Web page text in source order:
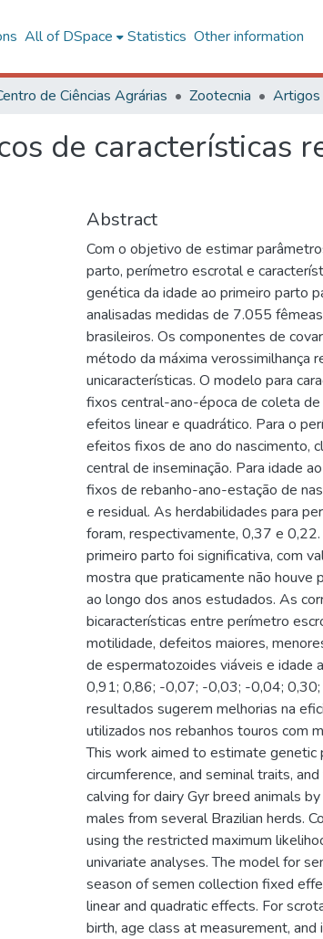
All of DSpace Statistics Other information
de Ciências Agrárias Zootecnia Artigos
de características
Abstract
Com o objetivo de estimar
parto, perímetro escrotal e
genética da idade ao primeiro parto
analisadas medidas de 7.055
brasileiros. Os componentes de
método da máxima verossimilhança
unicaracterísticas. O modelo para
fixos central-ano-época de coleta
efeitos linear e quadrático. Para o
efeitos fixos de ano do nascimento,
central de inseminação. Para idade
fixos de rebanho-ano-estação de
e residual. As herdabilidades para
foram, respectivamente, 0,37 e
primeiro parto foi significativa, com
mostra que praticamente não houve
ao longo dos anos estudados. As
bicaracterísticas entre perímetro
motilidade, defeitos maiores,
de espermatozoides viáveis e idade
0,91; 0,86; -0,07; -0,03; -0,04;
resultados sugerem melhorias na
utilizados nos rebanhos touros com
This work aimed to estimate
circumference, and seminal traits,
calving for dairy Gyr breed animals
males from several Brazilian herds.
using the restricted maximum
univariate analyses. The model for
season of semen collection fixed
linear and quadratic effects. For
birth, age class at measurement,